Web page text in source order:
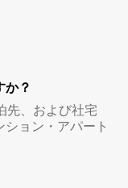
か？
先、および社宅
ョン・アパート